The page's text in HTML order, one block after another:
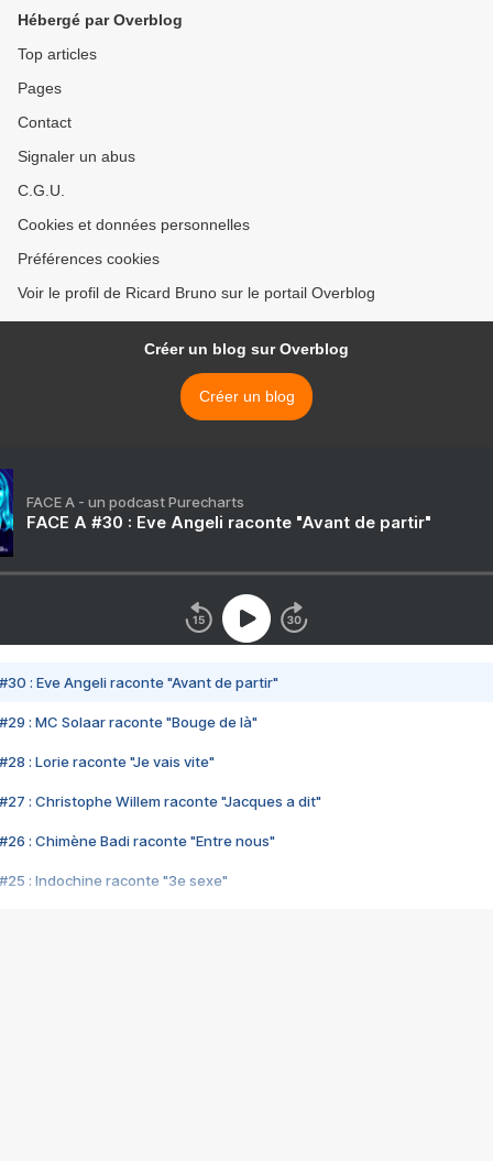
Hébergé par Overblog
Top articles
Pages
Contact
Signaler un abus
C.G.U.
Cookies et données personnelles
Préférences cookies
Voir le profil de Ricard Bruno sur le portail Overblog
Créer un blog sur Overblog
Créer un blog
FACE A - un podcast Purecharts
FACE A #30 : Eve Angeli raconte "Avant de partir"
#30 : Eve Angeli raconte "Avant de partir"
#29 : MC Solaar raconte "Bouge de là"
#28 : Lorie raconte "Je vais vite"
#27 : Christophe Willem raconte "Jacques a dit"
#26 : Chimène Badi raconte "Entre nous"
#25 : Indochine raconte "3e sexe"